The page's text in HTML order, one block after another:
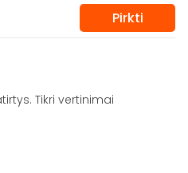
Pirkti
Tikri vertinimai